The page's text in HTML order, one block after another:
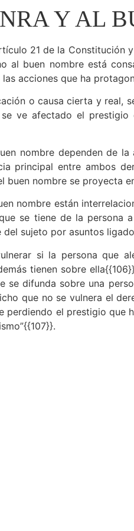
Y AL
21 de la
al buen nombre está
acciones que ha
o causa cierta y
ve afectado el
nombre dependen de
principal entre ambos
buen nombre se proyecta
nombre están
se tiene de la
sujeto por asuntos
si la persona que
tienen sobre
difunda sobre una
que no se vulnera el
el prestigio